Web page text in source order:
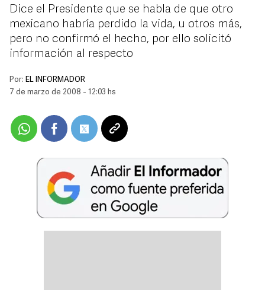
Dice el Presidente que se habla de que otro
mexicano habría perdido la vida, u otros más,
pero no confirmó el hecho, por ello solicitó
información al respecto
Por: EL INFORMADOR
7 de marzo de 2008 - 12:03 hs